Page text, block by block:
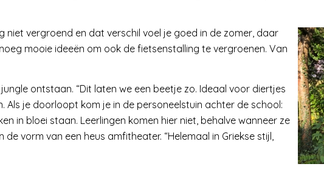
niet vergroend en dat verschil voel je goed in de zomer, daar
mooie ideeën om ook de fietsenstalling te vergroenen. Van
ontstaan. “Dit laten we een beetje zo. Ideaal voor diertjes
Als je doorloopt kom je in de personeelstuin achter de school:
in bloei staan. Leerlingen komen hier niet, behalve wanneer ze
vorm van een heus amfitheater. “Helemaal in Griekse stijl,